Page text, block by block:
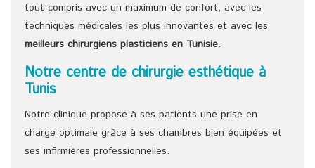
tout compris avec un maximum de confort, avec les
techniques médicales les plus innovantes et avec les
meilleurs chirurgiens plasticiens en Tunisie.
Notre centre de chirurgie esthétique à
Tunis
Notre clinique propose à ses patients une prise en
charge optimale grâce à ses chambres bien équipées et
ses infirmières professionnelles.